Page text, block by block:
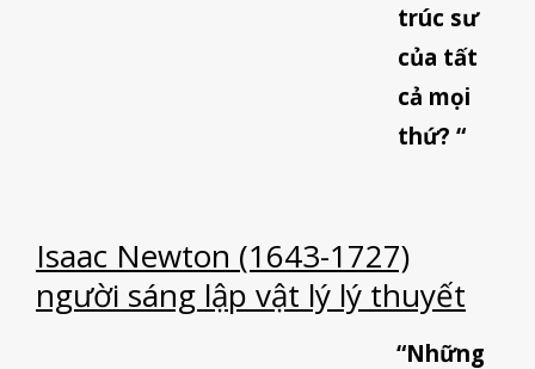
trúc sư
của tất
cả mọi
thứ? “
Isaac Newton (1643-1727)
người sáng lập vật lý lý thuyết
“Những